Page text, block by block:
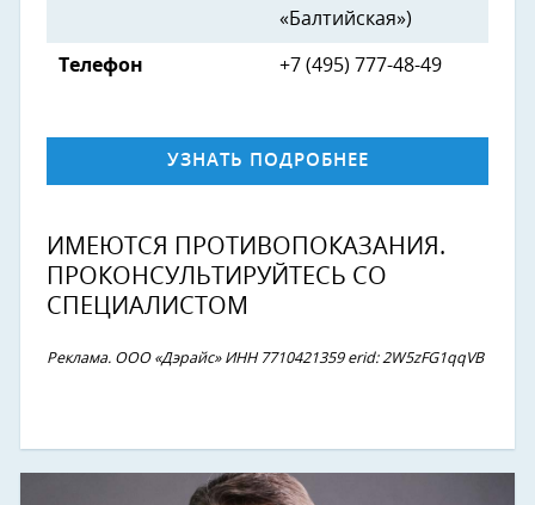
«Балтийская»)
Телефон +7 (495) 777-48-49
УЗНАТЬ ПОДРОБНЕЕ
ИМЕЮТСЯ ПРОТИВОПОКАЗАНИЯ.
ПРОКОНСУЛЬТИРУЙТЕСЬ СО
СПЕЦИАЛИСТОМ
Реклама. ООО «Дэрайс» ИНН 7710421359 erid: 2W5zFG1qqVB